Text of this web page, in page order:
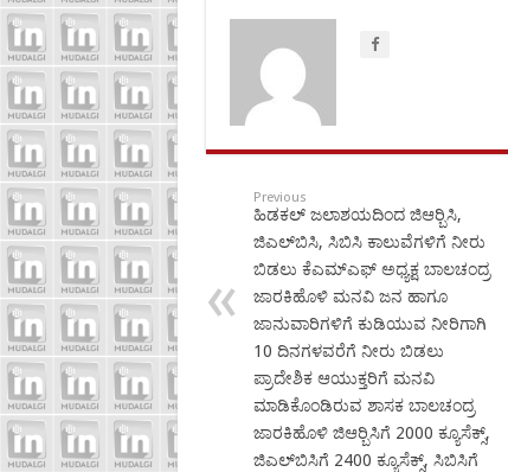
Previous
ಹಿಡಕಲ್ ಜಲಾಶಯದಿಂದ ಜಿಆರ್‍ಬಿಸಿ,
ಜಿಎಲ್‍ಬಿಸಿ, ಸಿಬಿಸಿ ಕಾಲುವೆಗಳಿಗೆ ನೀರು
ಬಿಡಲು ಕೆಎಮ್‍ಎಫ್ ಅಧ್ಯಕ್ಷ ಬಾಲಚಂದ್ರ
ಜಾರಕಿಹೊಳಿ ಮನವಿ ಜನ ಹಾಗೂ
ಜಾನುವಾರಿಗಳಿಗೆ ಕುಡಿಯುವ ನೀರಿಗಾಗಿ
10 ದಿನಗಳವರೆಗೆ ನೀರು ಬಿಡಲು
ಪ್ರಾದೇಶಿಕ ಆಯುಕ್ತರಿಗೆ ಮನವಿ
ಮಾಡಿಕೊಂಡಿರುವ ಶಾಸಕ ಬಾಲಚಂದ್ರ
ಜಾರಕಿಹೊಳಿ ಜಿಆರ್‍ಬಿಸಿಗೆ 2000 ಕ್ಯೂಸೆಕ್ಸ್,
ಜಿಎಲ್‍ಬಿಸಿಗೆ 2400 ಕ್ಯೂಸೆಕ್ಸ್, ಸಿಬಿಸಿಗೆ